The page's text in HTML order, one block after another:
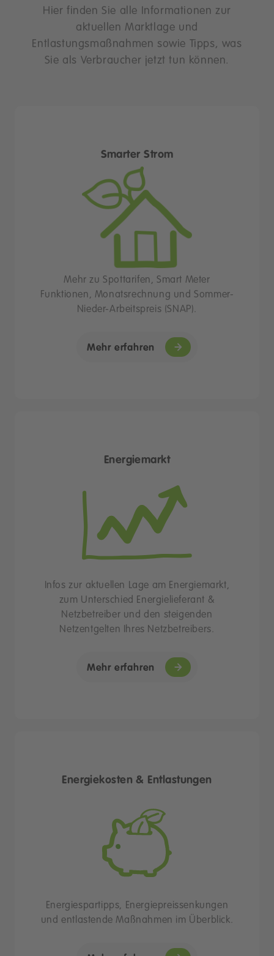
Hier finden Sie alle Informationen zur
aktuellen Marktlage und
Entlastungsmaßnahmen sowie Tipps, was
Sie als Verbraucher jetzt tun können.
Smarter Strom
Mehr zu Spottarifen, Smart Meter
Funktionen, Monatsrechnung und Sommer-
Nieder-Arbeitspreis (SNAP).
Mehr erfahren
Energiemarkt
Infos zur aktuellen Lage am Energiemarkt,
zum Unterschied Energielieferant &
Netzbetreiber und den steigenden
Netzentgelten Ihres Netzbetreibers.
Mehr erfahren
Energiekosten & Entlastungen
Energiespartipps, Energiepreissenkungen
und entlastende Maßnahmen im Überblick.